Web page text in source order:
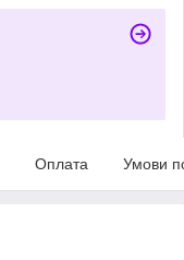
Оплата Умови